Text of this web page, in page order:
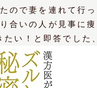
たので妻を連れて行
合いの人が見事に
たい！と即答でした